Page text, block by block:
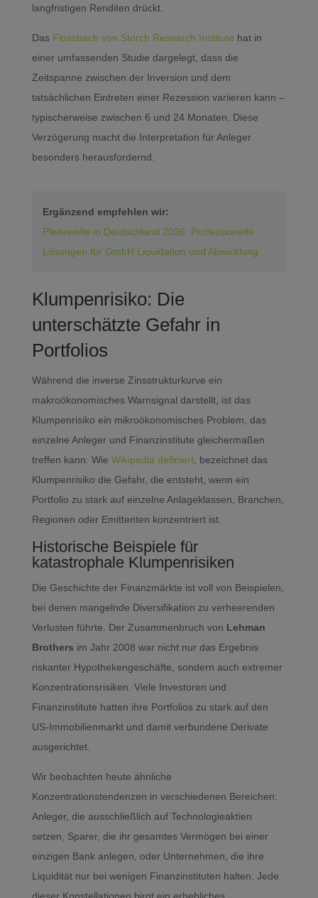
langfristigen Renditen drückt.
Das Flossbach von Storch Research Institute hat in
einer umfassenden Studie dargelegt, dass die
Zeitspanne zwischen der Inversion und dem
tatsächlichen Eintreten einer Rezession variieren kann –
typischerweise zwischen 6 und 24 Monaten. Diese
Verzögerung macht die Interpretation für Anleger
besonders herausfordernd.
Ergänzend empfehlen wir:
Pleitewelle in Deutschland 2026: Professionelle
Lösungen für GmbH Liquidation und Abwicklung
Klumpenrisiko: Die
unterschätzte Gefahr in
Portfolios
Während die inverse Zinsstrukturkurve ein
makroökonomisches Warnsignal darstellt, ist das
Klumpenrisiko ein mikroökonomisches Problem, das
einzelne Anleger und Finanzinstitute gleichermaßen
treffen kann. Wie Wikipedia definiert, bezeichnet das
Klumpenrisiko die Gefahr, die entsteht, wenn ein
Portfolio zu stark auf einzelne Anlageklassen, Branchen,
Regionen oder Emittenten konzentriert ist.
Historische Beispiele für
katastrophale Klumpenrisiken
Die Geschichte der Finanzmärkte ist voll von Beispielen,
bei denen mangelnde Diversifikation zu verheerenden
Verlusten führte. Der Zusammenbruch von Lehman
Brothers im Jahr 2008 war nicht nur das Ergebnis
riskanter Hypothekengeschäfte, sondern auch extremer
Konzentrationsrisiken. Viele Investoren und
Finanzinstitute hatten ihre Portfolios zu stark auf den
US-Immobilienmarkt und damit verbundene Derivate
ausgerichtet.
Wir beobachten heute ähnliche
Konzentrationstendenzen in verschiedenen Bereichen:
Anleger, die ausschließlich auf Technologieaktien
setzen, Sparer, die ihr gesamtes Vermögen bei einer
einzigen Bank anlegen, oder Unternehmen, die ihre
Liquidität nur bei wenigen Finanzinstituten halten. Jede